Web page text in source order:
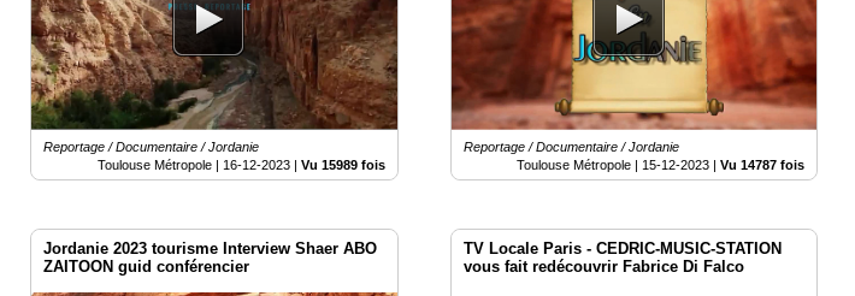
Reportage / Documentaire / Jordanie
Toulouse Métropole | 16-12-2023| Vu 15989 fois
Reportage / Documentaire / Jordanie
Toulouse Métropole | 15-12-2023 |Vu 14787 fois
Jordanie 2023 tourisme Interview Shaer ABO
ZAITOON guid conférencier
TV Locale Paris - CEDRIC-MUSIC-STATION
vous fait redécouvrir Fabrice Di Falco